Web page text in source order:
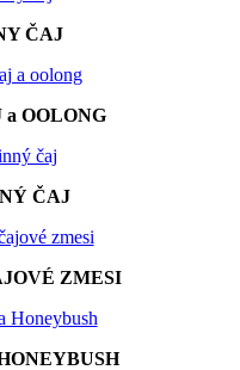
ČAJ
OOLONG
ČAJ
ZMESI